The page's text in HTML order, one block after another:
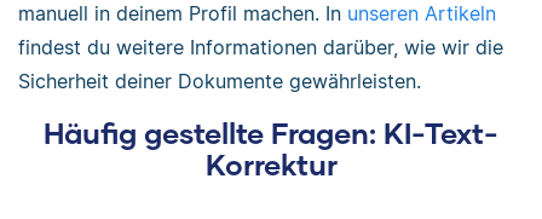
manuell in deinem Profil machen. In unseren Artikeln
findest du weitere Informationen darüber, wie wir die
Sicherheit deiner Dokumente gewährleisten.
Häufig gestellte Fragen: KI-Text-
Korrektur